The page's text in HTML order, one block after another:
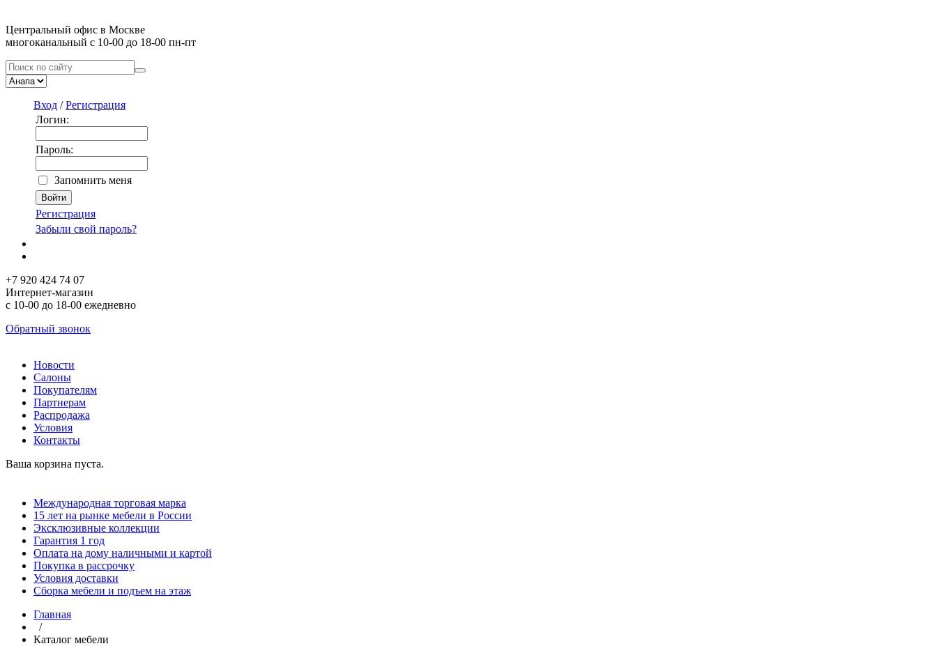
Центральный офис в Москве
многоканальный с 10-00 до 18-00 пн-пт
Вход /Регистрация
Логин:
Пароль:
Запомнить меня
Регистрация
Забыли свой пароль?
+7 920 424 74 07
Интернет-магазин
с 10-00 до 18-00 ежедневно
Обратный звонок
Новости
Салоны
Покупателям
Партнерам
Распродажа
Условия
Контакты
Ваша корзина пуста.
Международная торговая марка
15 лет на рынке мебели в России
Эксклюзивные коллекции
Гарантия 1 год
Оплата на дому наличными и картой
Покупка в рассрочку
Условия доставки
Сборка мебели и подъем на этаж
Главная
/
Каталог мебели